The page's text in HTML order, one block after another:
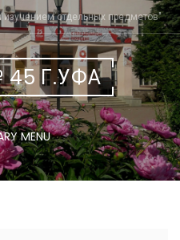
отдельных предметов"
Г.УФА
MENU